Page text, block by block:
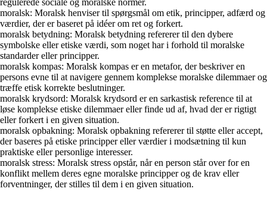
moralsk: Moralsk henviser til spørgsmål om etik, principper, adfærd og
værdier, der er baseret på idéer om ret og forkert.
moralsk betydning: Moralsk betydning refererer til den dybere
symbolske eller etiske værdi, som noget har i forhold til moralske
standarder eller principper.
moralsk kompas: Moralsk kompas er en metafor, der beskriver en
persons evne til at navigere gennem komplekse moralske dilemmaer og
træffe etisk korrekte beslutninger.
moralsk krydsord: Moralsk krydsord er en sarkastisk reference til at
løse komplekse etiske dilemmaer eller finde ud af, hvad der er rigtigt
eller forkert i en given situation.
moralsk opbakning: Moralsk opbakning refererer til støtte eller accept,
der baseres på etiske principper eller værdier i modsætning til kun
praktiske eller personlige interesser.
moralsk stress: Moralsk stress opstår, når en person står over for en
konflikt mellem deres egne moralske principper og de krav eller
forventninger, der stilles til dem i en given situation.